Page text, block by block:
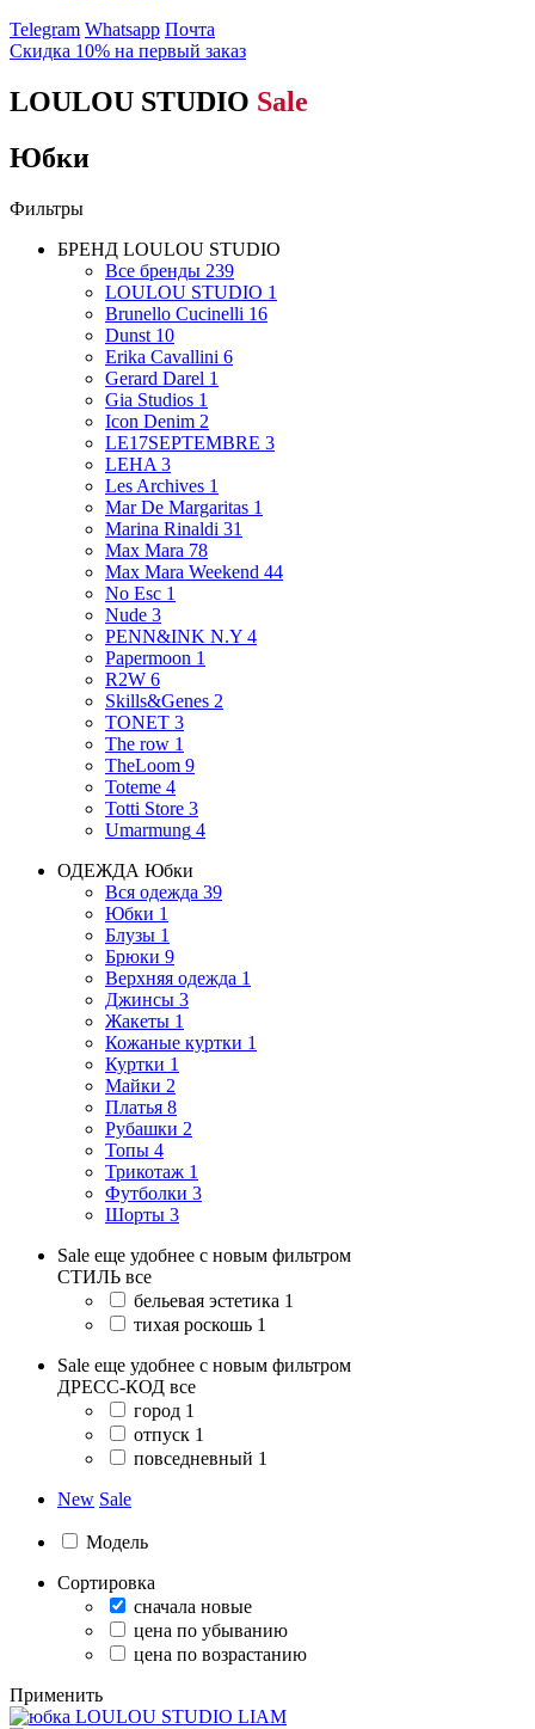
Telegram Whatsapp Почта
Скидка 10% на первый заказ
LOULOU STUDIO Sale
Юбки
Фильтры
БРЕНД LOULOU STUDIO
Все бренды 239
LOULOU STUDIO 1
Brunello Cucinelli 16
Dunst 10
Erika Cavallini 6
Gerard Darel 1
Gia Studios 1
Icon Denim 2
LE17SEPTEMBRE 3
LEHA 3
Les Archives 1
Mar De Margaritas 1
Marina Rinaldi 31
Max Mara 78
Max Mara Weekend 44
No Esc 1
Nude 3
PENN&INK N.Y 4
Papermoon 1
R2W 6
Skills&Genes 2
TONET 3
The row 1
TheLoom 9
Toteme 4
Totti Store 3
Umarmung 4
ОДЕЖДА Юбки
Вся одежда 39
Юбки 1
Блузы 1
Брюки 9
Верхняя одежда 1
Джинсы 3
Жакеты 1
Кожаные куртки 1
Куртки 1
Майки 2
Платья 8
Рубашки 2
Топы 4
Трикотаж 1
Футболки 3
Шорты 3
Sale еще удобнее с новым фильтром
СТИЛЬ все
бельевая эстетика 1
тихая роскошь 1
Sale еще удобнее с новым фильтром
ДРЕСС-КОД все
город 1
отпуск 1
повседневный 1
New Sale
Модель
Сортировка
сначала новые
цена по убыванию
цена по возрастанию
Применить